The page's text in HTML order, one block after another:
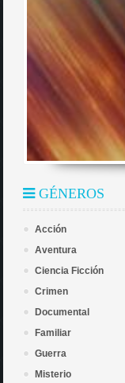
GÉNEROS
Acción
Aventura
Ciencia Ficción
Crimen
Documental
Familiar
Guerra
Misterio